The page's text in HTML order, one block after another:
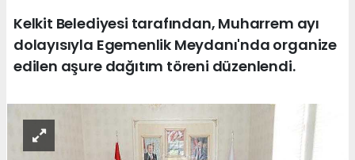
Kelkit Belediyesi tarafından, Muharrem ayı
dolayısıyla Egemenlik Meydanı'nda organize
edilen aşure dağıtım töreni düzenlendi.